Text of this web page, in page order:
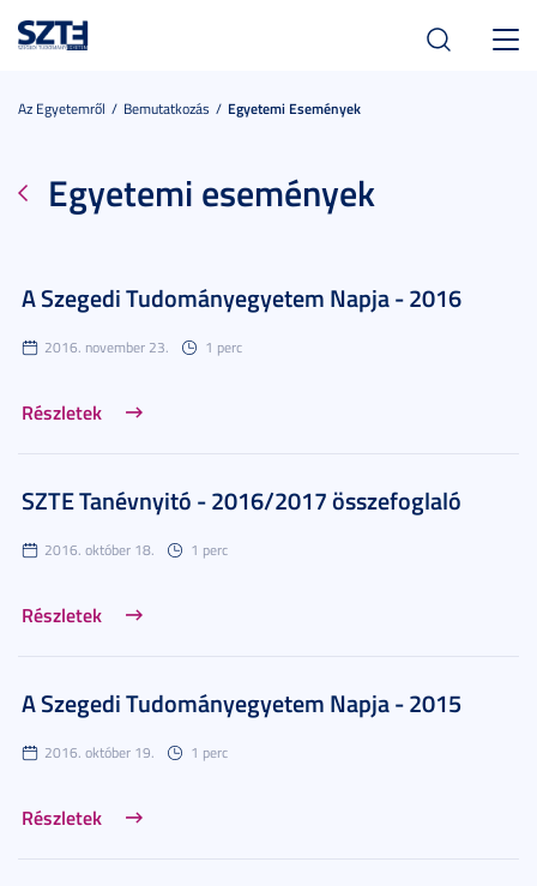
Az Egyetemről Bemutatkozás Egyetemi Események
Egyetemi események
A Szegedi Tudományegyetem Napja - 2016
2016. november 23. 1 perc
Részletek
SZTE Tanévnyitó - 2016/2017 összefoglaló
2016. október 18. 1 perc
Részletek
A Szegedi Tudományegyetem Napja - 2015
2016. október 19. 1 perc
Részletek